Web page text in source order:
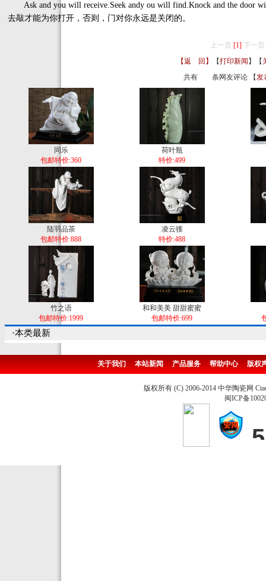
Ask and you will receive.Seek andy ou will find.Knock and the door
去敲才能为你打开，否则，门对你永远是关闭的。
上一页 [1] 下一页
【返 回】
【打印新闻 】【
共有
条网友评论 【发
同乐
包邮特价:360
荷叶瓶
特价:499
陆羽品茶
包邮特价:888
凌云骓
特价:488
竹之语
包邮特价:1999
和和美美 甜甜蜜蜜
包邮特价:699
·本类最新
关于我们 本站新闻 产品服务 帮助中心 版权
版权所有 (C) 2006-2014 中华陶瓷网
闽ICP备